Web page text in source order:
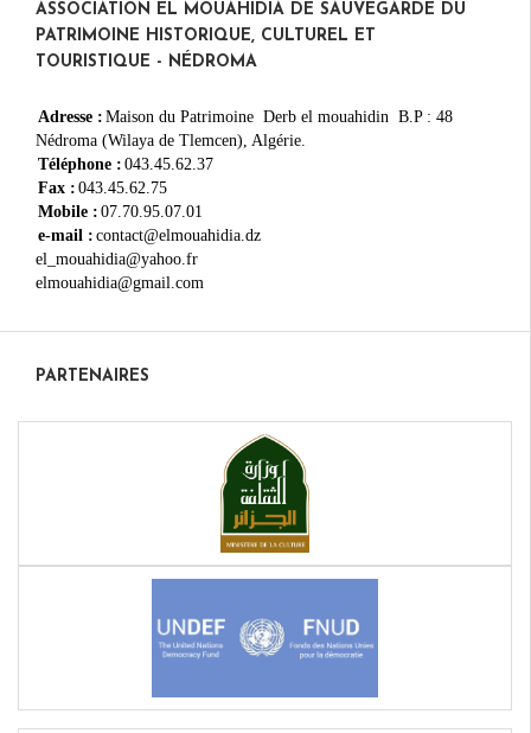
ASSOCIATION EL MOUAHIDIA DE SAUVEGARDE DU
PATRIMOINE HISTORIQUE, CULTUREL ET
TOURISTIQUE - NÉDROMA
Adresse : Maison du Patrimoine Derb el mouahidin B.P : 48
Nédroma (Wilaya de Tlemcen), Algérie.
Téléphone : 043.45.62.37
Fax : 043.45.62.75
Mobile : 07.70.95.07.01
e-mail : contact@elmouahidia.dz
el_mouahidia@yahoo.fr
elmouahidia@gmail.com
PARTENAIRES